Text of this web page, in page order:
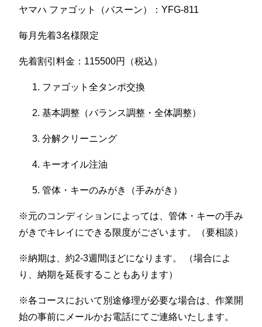
ヤマハ ファゴット（バスーン）：YFG-811
毎月先着3名様限定
先着割引料金：115500円（税込）
ファゴット全タンポ交換
基本調整（バランス調整・全体調整）
分解クリーニング
キーオイル注油
管体・キーのみがき（手みがき）
※元のコンディションによっては、管体・キーの手み
がきでキレイにできる限度がございます。（要相談）
※納期は、約2-3週間ほどになります。 （場合によ
り、納期を延長することもあります）
※各コースにおいて別途修理が必要な場合は、作業開
始の事前にメールかお電話にてご連絡いたします。